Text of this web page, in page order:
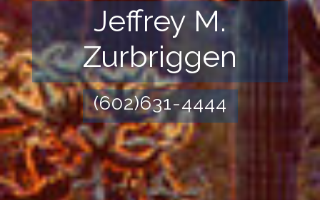
Jeffrey M.
Zurbriggen
(602)631-4444